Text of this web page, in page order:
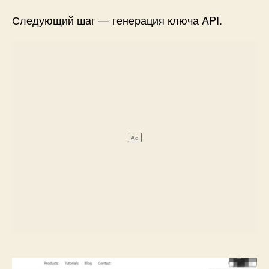
Следующий шаг — генерация ключа API.